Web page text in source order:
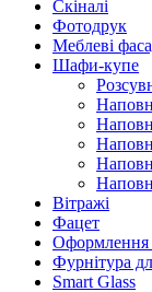
Скіналі
Фотодрук
Меблеві
Шафи-купе
Вітражі
Фацет
Оформлення
Фурнітура
Smart Glass